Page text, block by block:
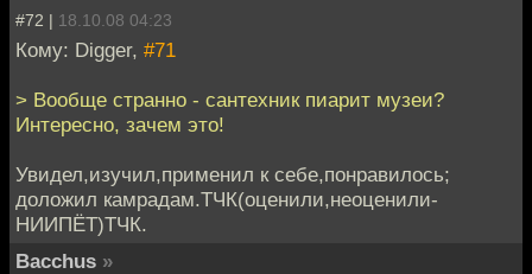
#72 | 18.10.08 04:23
Кому: Digger, #71
> Вообще странно - сантехник пиарит музеи?
Интересно, зачем это!
Увидел,изучил,применил к себе,понравилось;
доложил камрадам.ТЧК(оценили,неоценили-
НИИПЁТ)ТЧК.
Bacchus »